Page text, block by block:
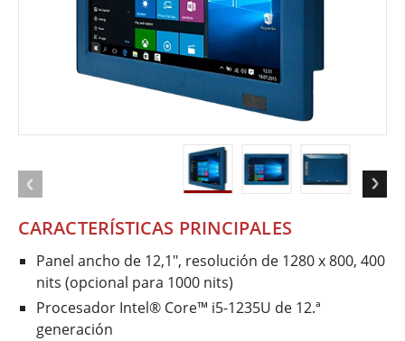
CARACTERÍSTICAS PRINCIPALES
Panel ancho de 12,1″, resolución de 1280 x 800, 400
nits (opcional para 1000 nits)
Procesador Intel® Core™ i5-1235U de 12.ª
generación